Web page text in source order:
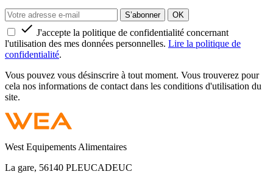
 J'accepte la politique de confidentialité concernant
l'utilisation des mes données personnelles. Lire la politique de
confidentialité.
Vous pouvez vous désinscrire à tout moment. Vous trouverez pour
cela nos informations de contact dans les conditions d'utilisation du
site.
West Equipements Alimentaires
La gare, 56140 PLEUCADEUC